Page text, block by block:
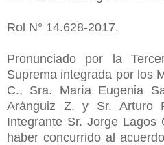
Rol N° 14.628-2017.
Pronunciado por la
Suprema integrada por los
C., Sra. María Eugenia
Aránguiz Z. y Sr. Arturo
Integrante Sr. Jorge Lagos
haber concurrido al